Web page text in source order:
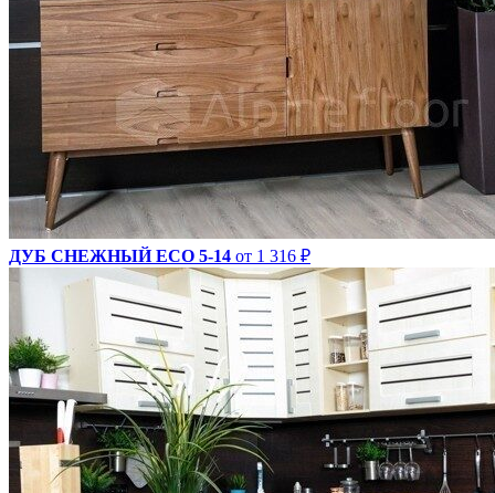
ДУБ СНЕЖНЫЙ ECO 5-14 от 1 316 ₽